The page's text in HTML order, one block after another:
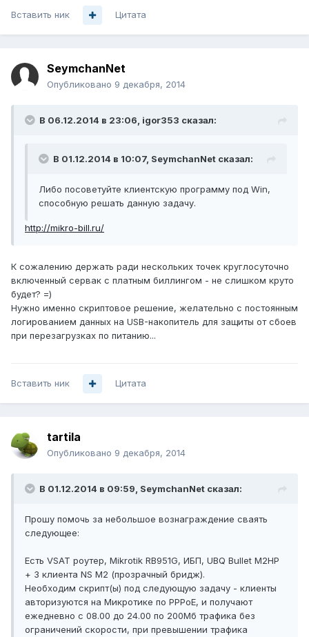
Вставить ник Цитата
SeymchanNet
Опубликовано 9 декабря, 2014
В 06.12.2014 в 23:06, igor353 сказал:
В 01.12.2014 в 10:07, SeymchanNet сказал:
Либо посоветуйте клиентскую программу под Win,
способную решать данную задачу.
http://mikro-bill.ru/
К сожалению держать ради нескольких точек круглосуточно
включенный сервак с платным биллингом - не слишком круто
будет? =)
Нужно именно скриптовое решение, желательно с постоянным
логированием данных на USB-накопитель для защиты от сбоев
при перезагрузках по питанию...
Вставить ник Цитата
tartila
Опубликовано 9 декабря, 2014
В 01.12.2014 в 09:59, SeymchanNet сказал:
Прошу помочь за небольшое вознаграждение сваять
следующее:
Есть VSAT роутер, Mikrotik RB951G, ИБП, UBQ Bullet M2HP
+ 3 клиента NS M2 (прозрачный бридж).
Необходим скрипт(ы) под следующую задачу - клиенты
авторизуются на Микротике по PPPoE, и получают
ежедневно с 08.00 до 24.00 по 200Мб трафика без
ограничений скорости, при превышении трафика